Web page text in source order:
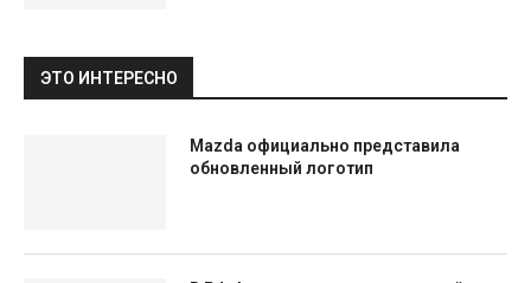
ЭТО ИНТЕРЕСНО
Mazda официально представила
обновленный логотип